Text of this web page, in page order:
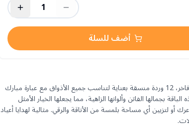
1
أضف للسلة
باقة ورد ساتان فاخر، 12 وردة منسقة بعناية لتناسب جميع الأذواق مع عبارة مبارك
بجمالها الفاتن وألوانها الزاهية، مما يجعلها الخيار الأمثل
أو لتزيين أي مساحة بلمسة من الأناقة والرقي. مثالية لهدايا أعياد